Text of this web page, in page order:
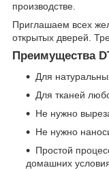
производстве.
Приглашаем всех
открытых дверей.
Преимущества
Для
Для тканей
Не нужно
Не нужно
Простой
домашних